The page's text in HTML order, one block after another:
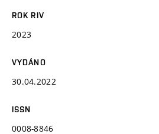
ROK RIV
2023
VYDÁNO
30.04.2022
ISSN
0008-8846